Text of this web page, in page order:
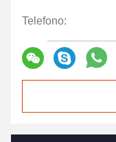
Telefono: